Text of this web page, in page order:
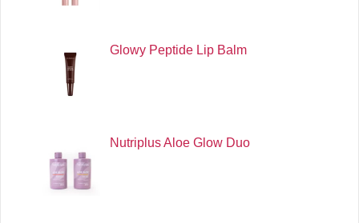
Glowy Peptide Lip Balm
Nutriplus Aloe Glow Duo